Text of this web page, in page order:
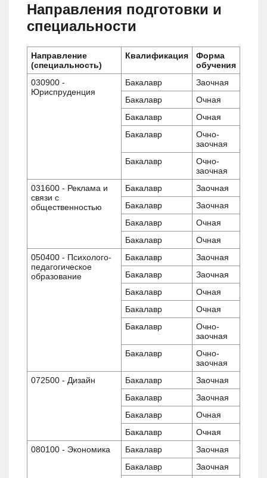
Направления подготовки и
специальности
Направление
(специальность)
Квалификация
Форма
обучения
030900 -
Юриспруденция
Бакалавр
Заочная
Бакалавр
Очная
Бакалавр
Очная
Бакалавр
Очно-
заочная
Бакалавр
Очно-
заочная
031600 - Реклама и
связи с
общественностью
Бакалавр
Заочная
Бакалавр
Заочная
Бакалавр
Очная
Бакалавр
Очная
050400 - Психолого-
педагогическое
образование
Бакалавр
Заочная
Бакалавр
Заочная
Бакалавр
Очная
Бакалавр
Очная
Бакалавр
Очно-
заочная
Бакалавр
Очно-
заочная
072500 - Дизайн
Бакалавр
Заочная
Бакалавр
Заочная
Бакалавр
Очная
Бакалавр
Очная
080100 - Экономика
Бакалавр
Заочная
Бакалавр
Заочная